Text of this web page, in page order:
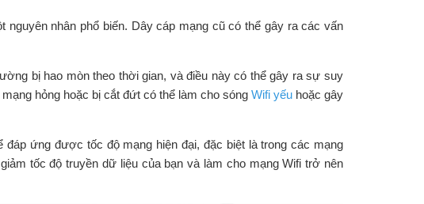
nguyên nhân phổ biến. Dây cáp mạng cũ có thể gây ra các vấn
bị hao mòn theo thời gian, và điều này có thể gây ra sự suy
hỏng hoặc bị cắt đứt có thể làm cho sóng Wifi yếuhoặc gây
ứng được tốc độ mạng hiện đại, đặc biệt là trong các mạng
tốc độ truyền dữ liệu của bạn và làm cho mạng Wifi trở nên